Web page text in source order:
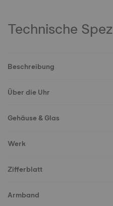
Technische
Beschreibung
Über die Uhr
Gehäuse & Glas
Werk
Zifferblatt
Armband